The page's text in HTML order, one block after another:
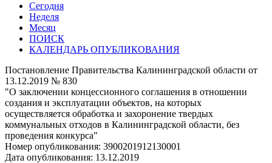
Сегодня
Неделя
Месяц
ПОИСК
КАЛЕНДАРЬ ОПУБЛИКОВАНИЯ
Постановление Правительства Калининградской области от
13.12.2019 № 830
"О заключении концессионного соглашения в отношении
создания и эксплуатации объектов, на которых
осуществляется обработка и захоронение твердых
коммунальных отходов в Калининградской области, без
проведения конкурса"
Номер опубликования: 3900201912130001
Дата опубликования: 13.12.2019